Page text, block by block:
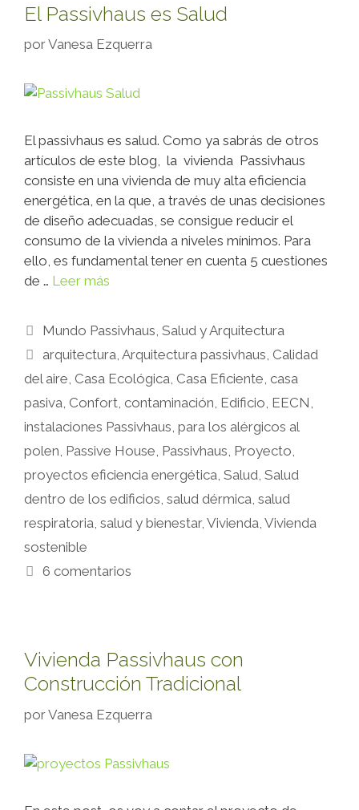
El Passivhaus es Salud
porVanesa Ezquerra
El passivhaus es salud. Como ya sabrás de otros
artículos de este blog, la vivienda Passivhaus
consiste en una vivienda de muy alta eficiencia
energética, en la que, a través de unas decisiones
de diseño adecuadas, se consigue reducir el
consumo de la vivienda a niveles mínimos. Para
ello, es fundamental tener en cuenta 5 cuestiones
de … Leer más
Mundo Passivhaus,Salud y Arquitectura
arquitectura,Arquitectura passivhaus, Calidad
del aire, Casa Ecológica, Casa Eficiente, casa
pasiva, Confort, contaminación, Edificio, EECN,
instalaciones Passivhaus, para los alérgicos al
polen, Passive House, Passivhaus, Proyecto,
proyectos eficiencia energética, Salud, Salud
dentro de los edificios, salud dérmica, salud
respiratoria, salud y bienestar, Vivienda, Vivienda
sostenible
6 comentarios
Vivienda Passivhaus con
Construcción Tradicional
porVanesa Ezquerra